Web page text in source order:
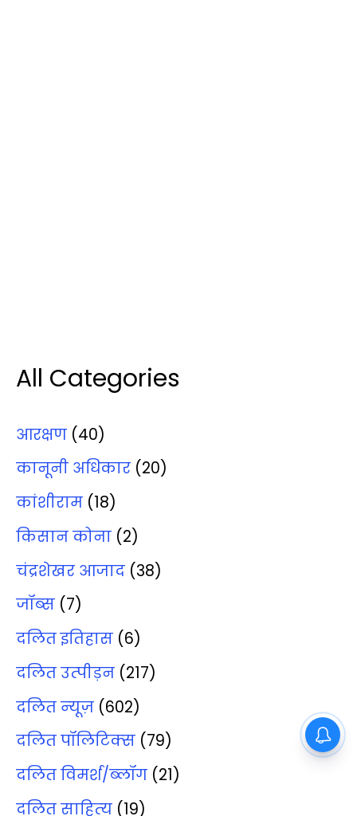
All Categories
आरक्षण (40)
कानूनी अधिकार (20)
कांशीराम (18)
किसान कोना (2)
चंद्रशेखर आजाद (38)
जॉब्‍स (7)
दलित इतिहास (6)
दलित उत्‍पीड़न (217)
दलित न्‍यूज़ (602)
दलित पॉलिटिक्‍स (79)
दलित विमर्श/ब्‍लॉग (21)
दलित साहित्‍य (19)